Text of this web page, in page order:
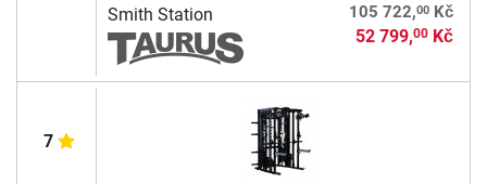
Smith Station
105 722,00Kč
52 799,00Kč
7